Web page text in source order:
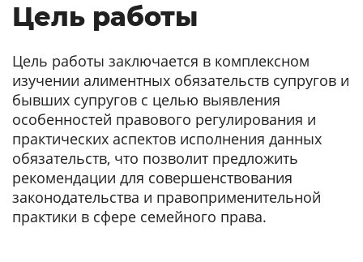
Цель работы
Цель работы заключается в комплексном
изучении алиментных обязательств супругов и
бывших супругов с целью выявления
особенностей правового регулирования и
практических аспектов исполнения данных
обязательств, что позволит предложить
рекомендации для совершенствования
законодательства и правоприменительной
практики в сфере семейного права.